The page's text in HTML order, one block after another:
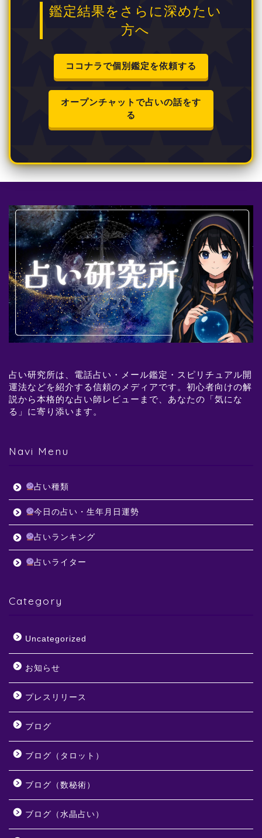
鑑定結果をさらに深めたい
方へ
ココナラで個別鑑定を依頼する
オープンチャットで占いの話をす
る
占い研究所は、電話占い・メール鑑定・スピリチュアル開
運法などを紹介する信頼のメディアです。初心者向けの解
説から本格的な占い師レビューまで、あなたの「気にな
る」に寄り添います。
Navi Menu
占い種類
今日の占い・生年月日運勢
占いランキング
占いライター
Category
Uncategorized
お知らせ
プレスリリース
ブログ
ブログ（タロット）
ブログ（数秘術）
ブログ（水晶占い）